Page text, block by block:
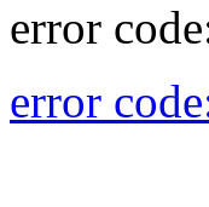
error
error